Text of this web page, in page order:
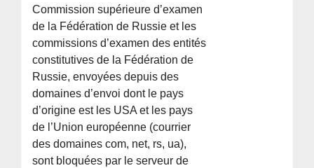
Commission supérieure d’examen
de la Fédération de Russie et les
commissions d’examen des entités
constitutives de la Fédération de
Russie, envoyées depuis des
domaines d’envoi dont le pays
d’origine est les USA et les pays
de l’Union européenne (courrier
des domaines com, net, rs, ua),
sont bloquées par le serveur de